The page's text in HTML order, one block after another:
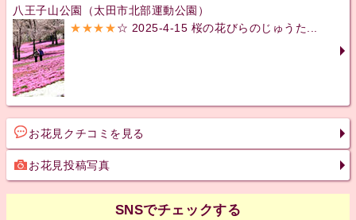
八王子山公園（太田市北部運動公園）
★★★★☆ 2025-4-15 桜の花びらのじゅうた...
お花見クチコミを見る
お花見投稿写真
SNSでチェックする